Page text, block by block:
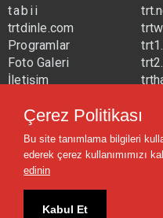
tabii
trtdinle.com
Programlar
Foto Galeri
İletişim
trtavaz.com.tr
trtmuzik.net.tr
trtcocuk.net.tr
Çerez Politikası
Bu site tanımlama bilgileri
ederek çerez kullanımımızı
edinin
Kabul Et